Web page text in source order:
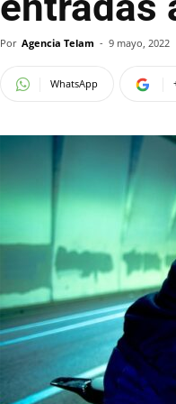
Por Agencia Telam - 9 mayo, 2022
WhatsApp